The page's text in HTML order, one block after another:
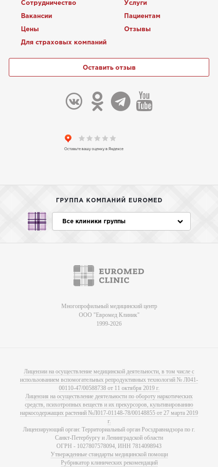
Сотрудничество Услуги
Вакансии Пациентам
Цены Отзывы
Для страховых компаний
Оставить отзыв
ГРУППА КОМПАНИЙ EUROMED
Все клиники группы
Многопрофильный медицинский центр
ООО "Евромед Клиник"
1999-2026
Лицензии на осуществление медицинской деятельности, в том числе с
использованием вспомогательных репродуктивных технологий № Л041-
00110-47/00588738 от 11 октября 2019 г.
Лицензия на осуществление деятельности по обороту наркотических
средств, психотропных веществ и их прекурсоров, культивированию
наркосодержащих растений №Л017-01148-78/00148855 от 27 марта 2019
г.
Лицензирующий орган: Территориальный орган Росздравнадзора по г.
Санкт-Петербургу и Ленинградской области
ОГРН - 1027807578094, ИНН 7814098943
Утвержденные стандарты медицинской помощи
Рубрикатор клинических рекомендаций